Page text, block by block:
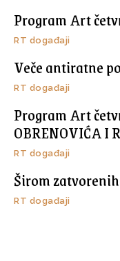
Program Art
RT događaji
Veče antiratne
RT događaji
Program Art
OBRENOVIĆA I
RT događaji
Širom
RT događaji